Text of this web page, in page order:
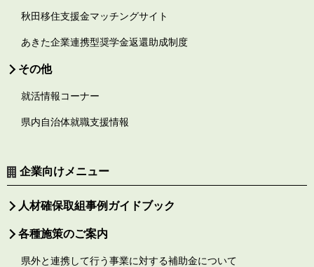
秋田移住支援金マッチングサイト
あきた企業連携型奨学金返還助成制度
その他
就活情報コーナー
県内自治体就職支援情報
企業向けメニュー
人材確保取組事例ガイドブック
各種施策のご案内
県外と連携して行う事業に対する補助金について